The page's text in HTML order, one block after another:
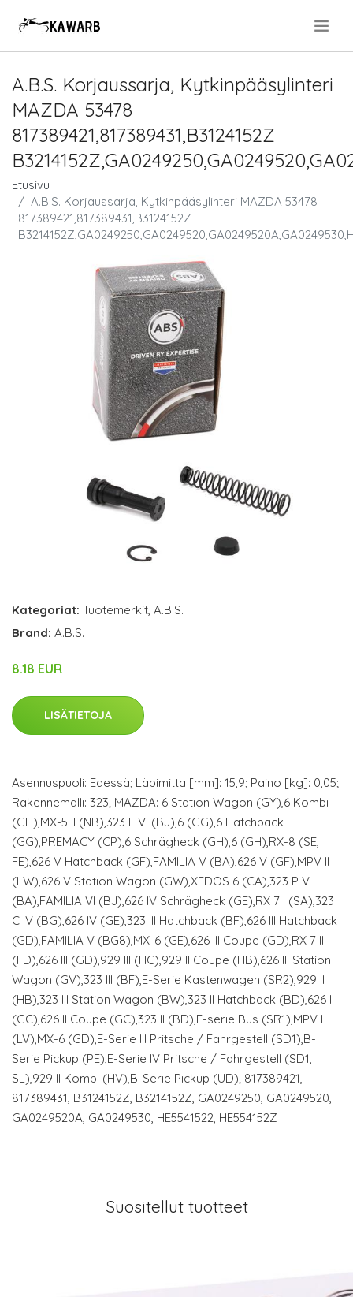
A.B.S. Korjaussarja, Kytkinpääsylinteri
MAZDA 53478
817389421,817389431,B3124152Z
Etusivu
A.B.S. Korjaussarja, Kytkinpääsylinteri MAZDA 53478
817389421,817389431,B3124152Z
Kategoriat: Tuotemerkit, A.B.S.
Brand: A.B.S.
8.18 EUR
LISÄTIETOJA
Asennuspuoli: Edessä; Läpimitta [mm]: 15,9; Paino [kg]: 0,05;
Rakennemalli: 323; MAZDA: 6 Station Wagon (GY),6 Kombi
(GH),MX-5 II (NB),323 F VI (BJ),6 (GG),6 Hatchback
(GG),PREMACY (CP),6 Schrägheck (GH),6 (GH),RX-8 (SE,
FE),626 V Hatchback (GF),FAMILIA V (BA),626 V (GF),MPV II
(LW),626 V Station Wagon (GW),XEDOS 6 (CA),323 P V
(BA),FAMILIA VI (BJ),626 IV Schrägheck (GE),RX 7 I (SA),323
C IV (BG),626 IV (GE),323 III Hatchback (BF),626 III Hatchback
(GD),FAMILIA V (BG8),MX-6 (GE),626 III Coupe (GD),RX 7 III
(FD),626 III (GD),929 III (HC),929 II Coupe (HB),626 III Station
Wagon (GV),323 III (BF),E-Serie Kastenwagen (SR2),929 II
(HB),323 III Station Wagon (BW),323 II Hatchback (BD),626 II
(GC),626 II Coupe (GC),323 II (BD),E-serie Bus (SR1),MPV I
(LV),MX-6 (GD),E-Serie III Pritsche / Fahrgestell (SD1),B-
Serie Pickup (PE),E-Serie IV Pritsche / Fahrgestell (SD1,
SL),929 II Kombi (HV),B-Serie Pickup (UD); 817389421,
817389431, B3124152Z, B3214152Z, GA0249250, GA0249520,
GA0249520A, GA0249530, HE5541522, HE554152Z
Suositellut tuotteet